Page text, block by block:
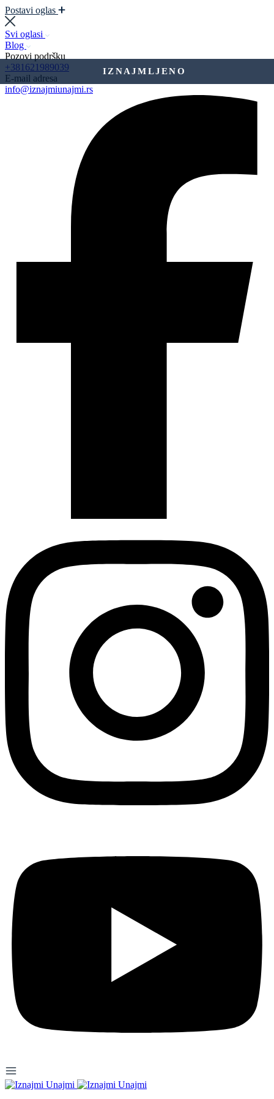
Postavi oglas
Svi oglasi
Blog
Pozovi podršku
+381621989039
E-mail adresa
info@iznajmiunajmi.rs
IZNAJMLJENO